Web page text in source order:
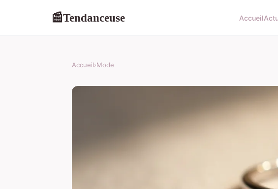
📰Tendanceuse Accueil
Accueil›Mode